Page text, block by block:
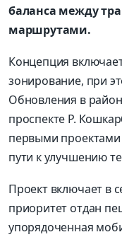
баланса между
маршрутами.
Концепция
зонирование, при
Обновления в
проспекте Р.
первыми проектами
пути к улучшению
Проект включает в
приоритет отдан
упорядоченная